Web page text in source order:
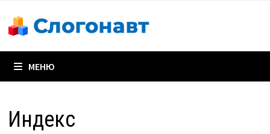
содержимому
МЕНЮ
Индекс